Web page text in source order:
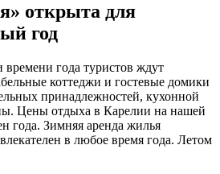
открыта для
год
года туристов ждут
коттеджи и гостевые домики
принадлежностей, кухонной
Цены отдыха в Карелии на нашей
года. Зимняя аренда жилья
в любое время года. Летом